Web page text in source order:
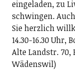
eingeladen, zu
schwingen.
Sie herzlich
14.30-16.30 Uhr,
Alte Landstr.
Wädenswil)